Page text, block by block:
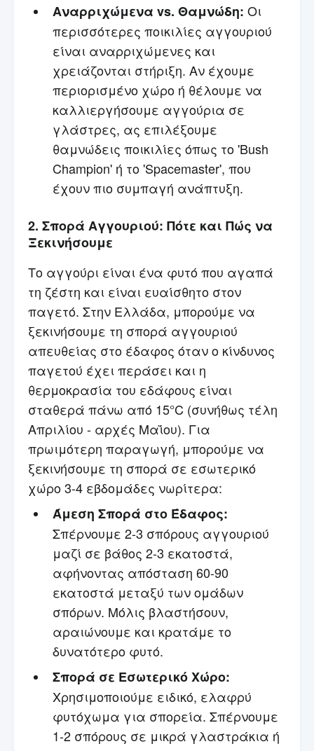
Αναρριχώμενα vs. Θαμνώδη: Οι
περισσότερες ποικιλίες αγγουριού
είναι αναρριχώμενες και
χρειάζονται στήριξη. Αν έχουμε
περιορισμένο χώρο ή θέλουμε να
καλλιεργήσουμε αγγούρια σε
γλάστρες, ας επιλέξουμε
θαμνώδεις ποικιλίες όπως το 'Bush
Champion' ή το 'Spacemaster', που
έχουν πιο συμπαγή ανάπτυξη.
2. Σπορά Αγγουριού: Πότε και Πώς να
Ξεκινήσουμε
Το αγγούρι είναι ένα φυτό που αγαπά
τη ζέστη και είναι ευαίσθητο στον
παγετό. Στην Ελλάδα, μπορούμε να
ξεκινήσουμε τη σπορά αγγουριού
απευθείας στο έδαφος όταν ο κίνδυνος
παγετού έχει περάσει και η
θερμοκρασία του εδάφους είναι
σταθερά πάνω από 15°C (συνήθως τέλη
Απριλίου - αρχές Μαΐου). Για
πρωιμότερη παραγωγή, μπορούμε να
ξεκινήσουμε τη σπορά σε εσωτερικό
χώρο 3-4 εβδομάδες νωρίτερα:
Άμεση Σπορά στο Έδαφος:
Σπέρνουμε 2-3 σπόρους αγγουριού
μαζί σε βάθος 2-3 εκατοστά,
αφήνοντας απόσταση 60-90
εκατοστά μεταξύ των ομάδων
σπόρων. Μόλις βλαστήσουν,
αραιώνουμε και κρατάμε το
δυνατότερο φυτό.
Σπορά σε Εσωτερικό Χώρο:
Χρησιμοποιούμε ειδικό, ελαφρύ
φυτόχωμα για σπορεία. Σπέρνουμε
1-2 σπόρους σε μικρά γλαστράκια ή